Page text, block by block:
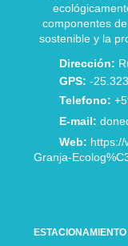
componentes
sostenible y la
Dirección:
GPS: -
Telefono:
E-mail:
Web: https://
Granja-
ESTACIONAMIENTO